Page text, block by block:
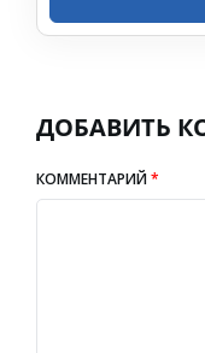
ДОБАВИТЬ
КОММЕНТАРИЙ*